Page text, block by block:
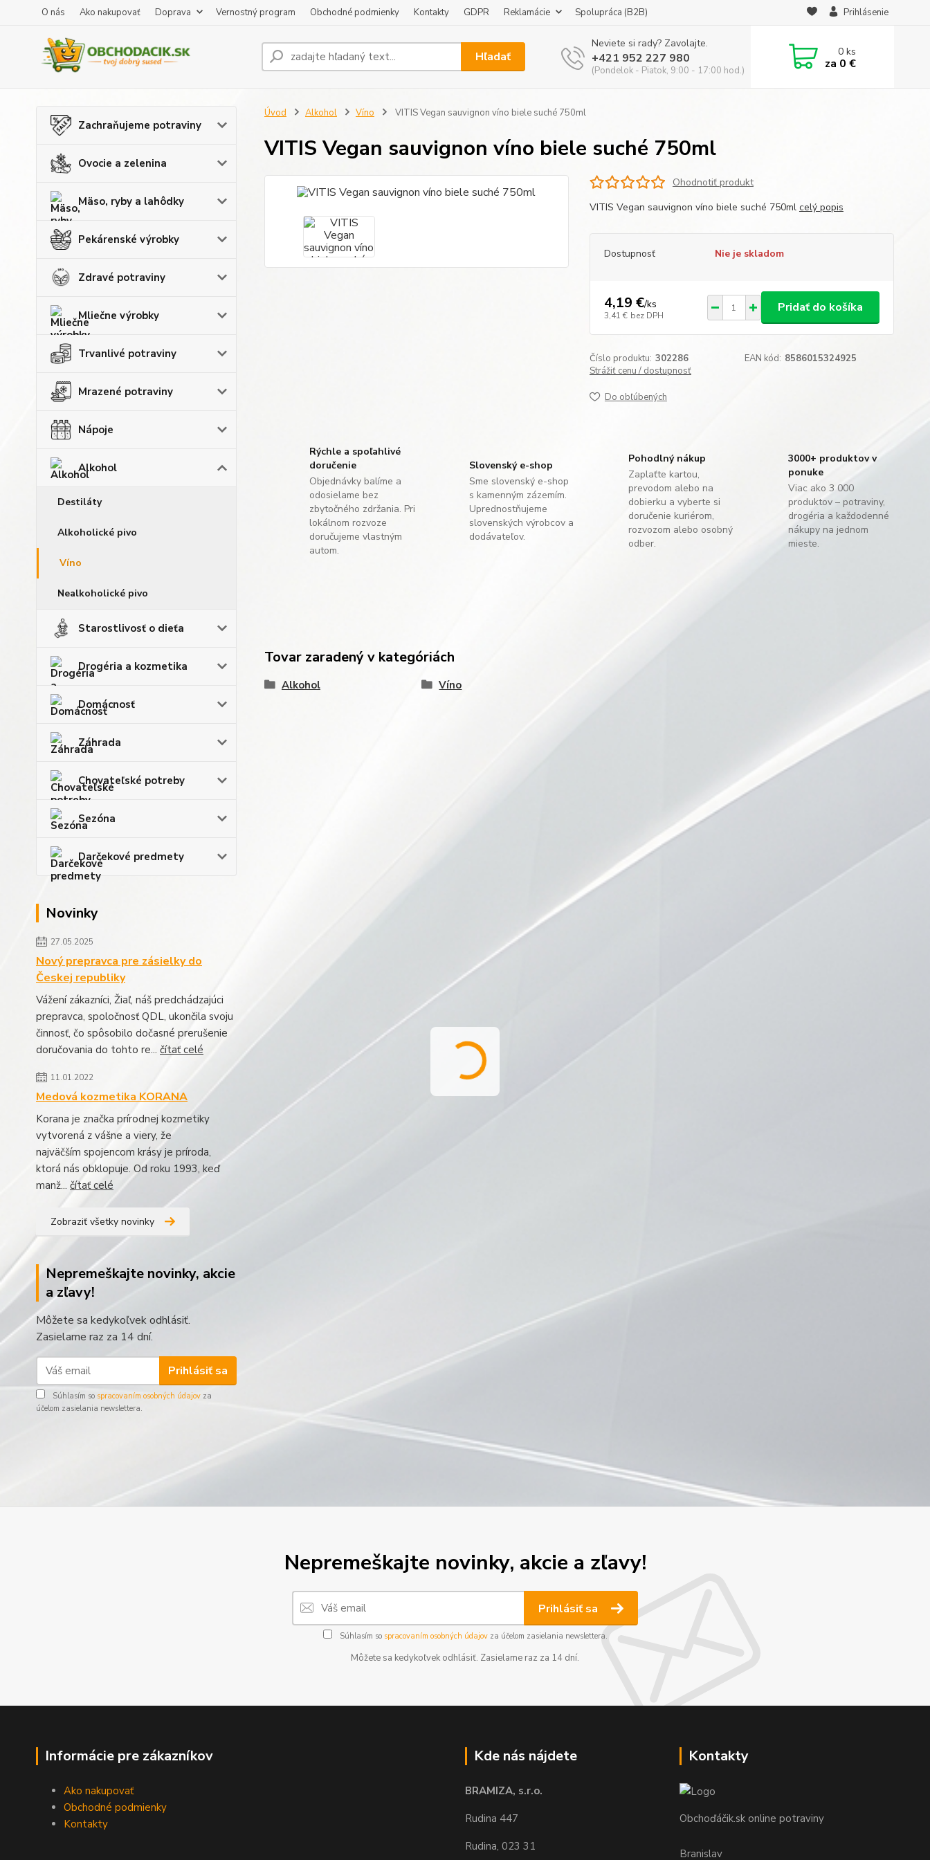
O nás Ako nakupovať Doprava Vernostný program Obchodné podmienky Kontakty GDPR Reklamácie Spolupráca (B2B) Prihlásenie
Hľadať
Neviete si rady? Zavolajte.
+421 952 227 980
(Pondelok - Piatok, 9:00 - 17:00 hod.)
0ks
za 0 €
Zachraňujeme potraviny
Ovocie a zelenina
Mäso, ryby a lahôdky
Pekárenské výrobky
Zdravé potraviny
Mliečne výrobky
Trvanlivé potraviny
Mrazené potraviny
Nápoje
Alkohol
Destiláty
Alkoholické pivo
Víno
Nealkoholické pivo
Starostlivosť o dieťa
Drogéria a kozmetika
Domácnosť
Záhrada
Chovateľské potreby
Sezóna
Darčekové predmety
Novinky
27.05.2025
Nový prepravca pre zásielky do
Českej republiky
Vážení zákazníci, Žiaľ, náš predchádzajúci
prepravca, spoločnosť QDL, ukončila svoju
činnosť, čo spôsobilo dočasné prerušenie
doručovania do tohto re... čítať celé
11.01.2022
Medová kozmetika KORANA
Korana je značka prírodnej kozmetiky
vytvorená z vášne a viery, že
najväčším spojencom krásy je príroda,
ktorá nás obklopuje. Od roku 1993, keď
manž... čítať celé
Zobraziť všetky novinky
Nepremeškajte novinky, akcie
a zľavy!
Môžete sa kedykoľvek odhlásiť.
Zasielame raz za 14 dní.
Prihlásiť sa
Súhlasím so spracovaním osobných údajov za
účelom zasielania newslettera.
Úvod Alkohol Víno VITIS Vegan sauvignon víno biele suché 750ml
VITIS Vegan sauvignon víno biele suché 750ml
Ohodnotiť produkt
VITIS Vegan sauvignon víno biele suché 750ml celý popis
Dostupnosť Nie je skladom
4,19 €/ks
3,41 € bez DPH
Pridať do košíka
Číslo produktu: 302286 EAN kód: 8586015324925
Strážiť cenu / dostupnosť
Do obľúbených
Rýchle a spoľahlivé
doručenie
Objednávky balíme a
odosielame bez
zbytočného zdržania. Pri
lokálnom rozvoze
doručujeme vlastným
autom.
Slovenský e-shop
Sme slovenský e-shop
s kamenným zázemím.
Uprednostňujeme
slovenských výrobcov a
dodávateľov.
Pohodlný nákup
Zaplaťte kartou,
prevodom alebo na
dobierku a vyberte si
doručenie kuriérom,
rozvozom alebo osobný
odber.
3000+ produktov v
ponuke
Viac ako 3 000
produktov – potraviny,
drogéria a každodenné
nákupy na jednom
mieste.
Tovar zaradený v kategóriách
Alkohol Víno
Nepremeškajte novinky, akcie a zľavy!
Prihlásiť sa
Súhlasím so spracovaním osobných údajovza účelom zasielania newslettera.
Môžete sa kedykoľvek odhlásiť. Zasielame raz za 14 dní.
Informácie pre zákazníkov
Ako nakupovať
Obchodné podmienky
Kontakty
Kde nás nájdete
BRAMIZA, s.r.o.
Rudina 447
Rudina, 023 31
Kontakty
Obchoďáčik.sk online potraviny
Branislav